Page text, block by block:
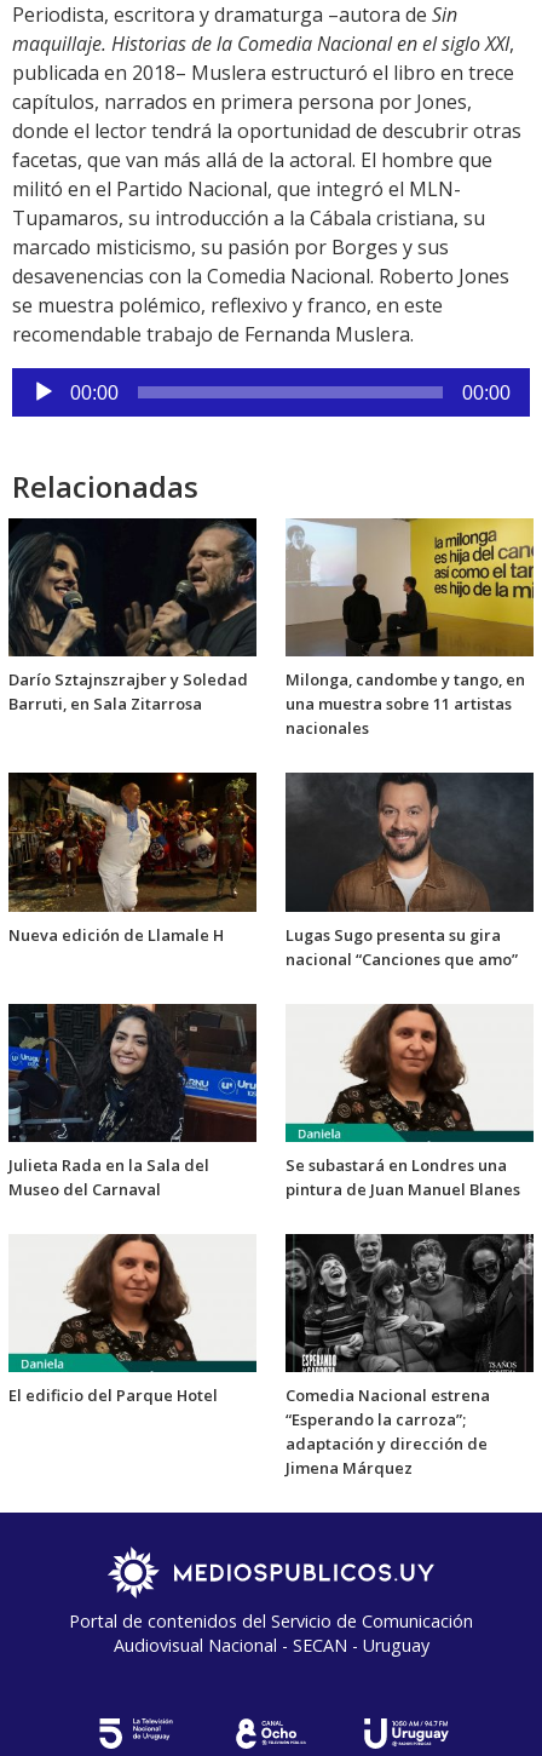
Periodista, escritora y dramaturga –autora de Sin
maquillaje. Historias de la Comedia Nacional en el siglo XXI,
publicada en 2018– Muslera estructuró el libro en trece
capítulos, narrados en primera persona por Jones,
donde el lector tendrá la oportunidad de descubrir otras
facetas, que van más allá de la actoral. El hombre que
militó en el Partido Nacional, que integró el MLN-
Tupamaros, su introducción a la Cábala cristiana, su
marcado misticismo, su pasión por Borges y sus
desavenencias con la Comedia Nacional. Roberto Jones
se muestra polémico, reflexivo y franco, en este
recomendable trabajo de Fernanda Muslera.
Reproductor
de
00:00 00:00
Relacionadas
Darío Sztajnszrajber y Soledad
Barruti, en Sala Zitarrosa
Milonga, candombe y tango, en
una muestra sobre 11 artistas
nacionales
Nueva edición de Llamale H
Lugas Sugo presenta su gira
nacional “Canciones que amo”
Julieta Rada en la Sala del
Museo del Carnaval
Se subastará en Londres una
pintura de Juan Manuel Blanes
El edificio del Parque Hotel
Comedia Nacional estrena
“Esperando la carroza”;
adaptación y dirección de
Jimena Márquez
Portal de contenidos del Servicio de Comunicación
Audiovisual Nacional - SECAN - Uruguay